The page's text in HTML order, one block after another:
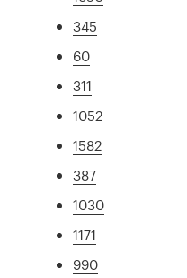
345
60
311
1052
1582
387
1030
1171
990